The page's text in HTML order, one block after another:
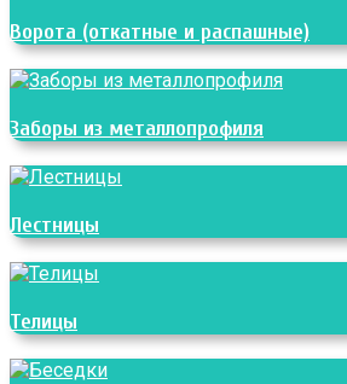
Ворота (откатные и распашные)
Заборы из металлопрофиля
Лестницы
Телицы